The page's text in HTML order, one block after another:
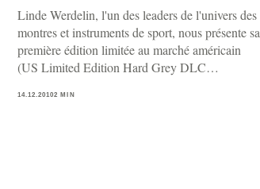
Linde Werdelin, l'un des leaders de l'univers des
montres et instruments de sport, nous présente sa
première édition limitée au marché américain
(US Limited Edition Hard Grey DLC…
14.12.20102 MIN